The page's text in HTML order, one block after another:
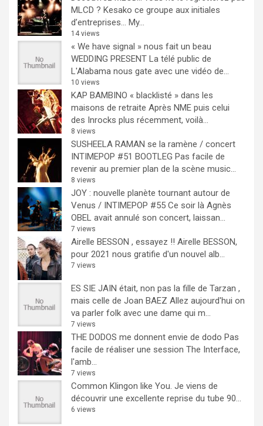
MLCD ? Kesako ce groupe aux initiales
d’entreprises… My...
14 views
« We have signal » nous fait un beau
WEDDING PRESENT La télé public de
L'Alabama nous gate avec une vidéo de...
10 views
KAP BAMBINO « blacklisté » dans les
maisons de retraite Après NME puis celui
des Inrocks plus récemment, voilà...
8 views
SUSHEELA RAMAN se la ramène / concert
INTIMEPOP #51 BOOTLEG Pas facile de
revenir au premier plan de la scène music...
8 views
JOY : nouvelle planète tournant autour de
Venus / INTIMEPOP #55 Ce soir là Agnès
OBEL avait annulé son concert, laissan...
7 views
Airelle BESSON , essayez !! Airelle BESSON,
pour 2021 nous gratifie d'un nouvel alb...
7 views
ES SIE JAIN était, non pas la fille de Tarzan ,
mais celle de Joan BAEZ Allez aujourd'hui on
va parler folk avec une dame qui m...
7 views
THE DODOS me donnent envie de dodo Pas
facile de réaliser une session The Interface,
l'amb...
7 views
Common Klingon like You. Je viens de
découvrir une excellente reprise du tube 90...
6 views